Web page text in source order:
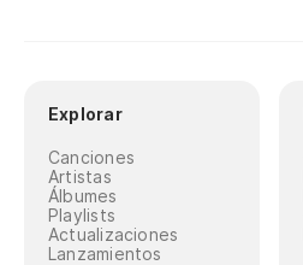
Explorar
Canciones
Artistas
Álbumes
Playlists
Actualizaciones
Lanzamientos